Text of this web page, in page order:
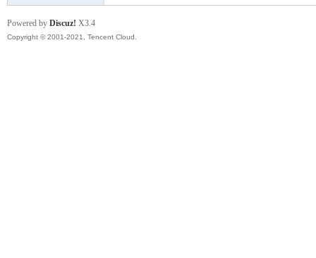
Powered by Discuz! X3.4
Copyright © 2001-2021, Tencent Cloud.